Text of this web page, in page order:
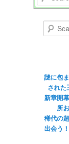
Search
謎に包
された
新章開
所
稀代の
出会う